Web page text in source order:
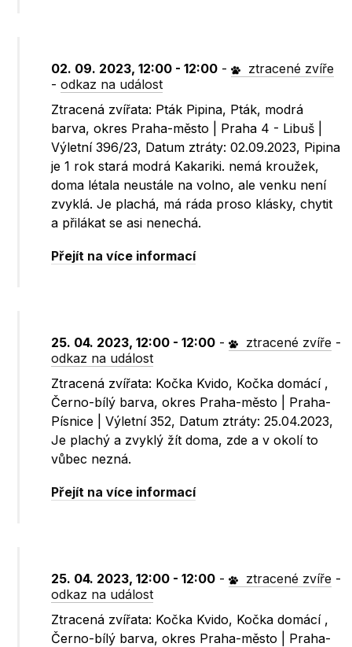
02. 09. 2023, 12:00 - 12:00 -
ztracené zvíře
-odkaz na událost
Ztracená zvířata: Pták Pipina, Pták, modrá
barva, okres Praha-město | Praha 4 - Libuš |
Výletní 396/23, Datum ztráty: 02.09.2023, Pipina
je 1 rok stará modrá Kakariki. nemá kroužek,
doma létala neustále na volno, ale venku není
zvyklá. Je plachá, má ráda proso klásky, chytit
a přilákat se asi nenechá.
Přejít na více informací
25. 04. 2023, 12:00 - 12:00 - ztracené zvíře -
odkaz na událost
Ztracená zvířata: Kočka Kvido, Kočka domácí ,
Černo-bílý barva, okres Praha-město | Praha-
Písnice | Výletní 352, Datum ztráty: 25.04.2023,
Je plachý a zvyklý žít doma, zde a v okolí to
vůbec nezná.
Přejít na více informací
25. 04. 2023, 12:00 - 12:00 - ztracené zvíře -
odkaz na událost
Ztracená zvířata: Kočka Kvido, Kočka domácí ,
Černo-bílý barva, okres Praha-město | Praha-